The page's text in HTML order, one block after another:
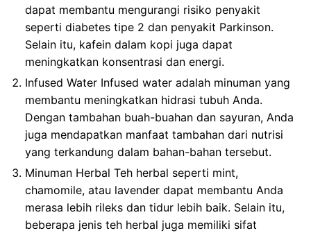
dapat membantu mengurangi risiko penyakit
seperti diabetes tipe 2 dan penyakit Parkinson.
Selain itu, kafein dalam kopi juga dapat
meningkatkan konsentrasi dan energi.
Infused Water Infused water adalah minuman yang
membantu meningkatkan hidrasi tubuh Anda.
Dengan tambahan buah-buahan dan sayuran, Anda
juga mendapatkan manfaat tambahan dari nutrisi
yang terkandung dalam bahan-bahan tersebut.
Minuman Herbal Teh herbal seperti mint,
chamomile, atau lavender dapat membantu Anda
merasa lebih rileks dan tidur lebih baik. Selain itu,
beberapa jenis teh herbal juga memiliki sifat